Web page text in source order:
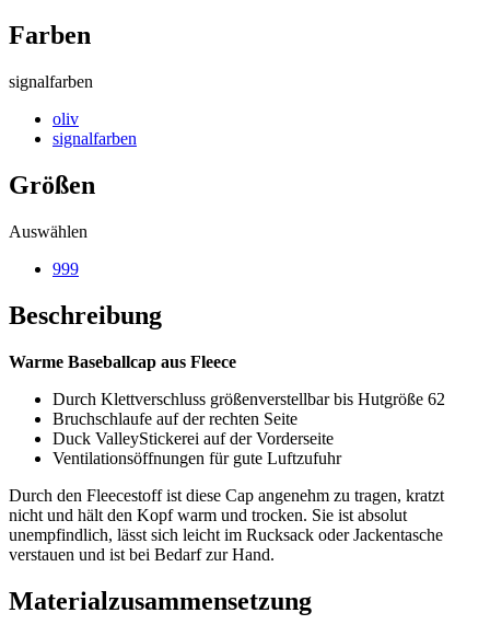
Farben
signalfarben
oliv
signalfarben
Größen
Auswählen
999
Beschreibung
Warme Baseballcap aus Fleece
Durch Klettverschluss größenverstellbar bis Hutgröße 62
Bruchschlaufe auf der rechten Seite
Duck ValleyStickerei auf der Vorderseite
Ventilationsöffnungen für gute Luftzufuhr
Durch den Fleecestoff ist diese Cap angenehm zu tragen, kratzt
nicht und hält den Kopf warm und trocken. Sie ist absolut
unempfindlich, lässt sich leicht im Rucksack oder Jackentasche
verstauen und ist bei Bedarf zur Hand.
Materialzusammensetzung